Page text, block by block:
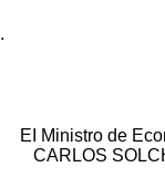
EI Ministro de
CARLOS